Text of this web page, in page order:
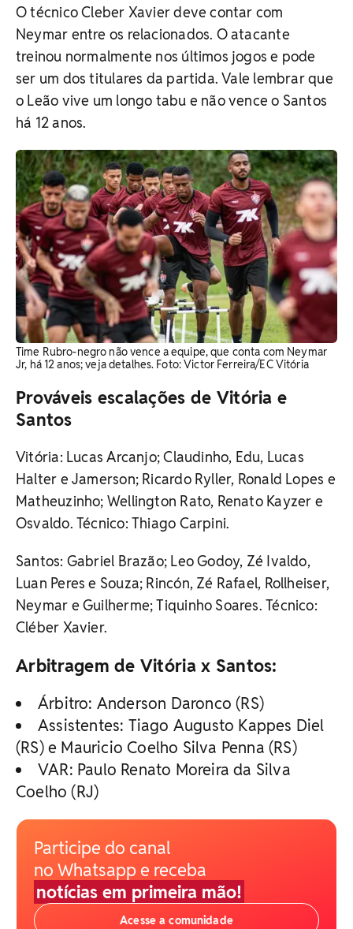
O técnico Cleber Xavier deve contar com
Neymar entre os relacionados. O atacante
treinou normalmente nos últimos jogos e pode
ser um dos titulares da partida. Vale lembrar que
o Leão vive um longo tabu e não vence o Santos
há 12 anos.
Time Rubro-negro não vence a equipe, que conta com Neymar
Jr, há 12 anos; veja detalhes. Foto: Victor Ferreira/EC Vitória
Prováveis escalações de Vitória e
Santos
Vitória: Lucas Arcanjo; Claudinho, Edu, Lucas
Halter e Jamerson; Ricardo Ryller, Ronald Lopes e
Matheuzinho; Wellington Rato, Renato Kayzer e
Osvaldo. Técnico: Thiago Carpini.
Santos: Gabriel Brazão; Leo Godoy, Zé Ivaldo,
Luan Peres e Souza; Rincón, Zé Rafael, Rollheiser,
Neymar e Guilherme; Tiquinho Soares. Técnico:
Cléber Xavier.
Arbitragem de Vitória x Santos:
Árbitro: Anderson Daronco (RS)
Assistentes: Tiago Augusto Kappes Diel
(RS) e Mauricio Coelho Silva Penna (RS)
VAR: Paulo Renato Moreira da Silva
Coelho (RJ)
Participe do canal
no Whatsapp e receba
notícias em primeira mão!
Acesse a comunidade